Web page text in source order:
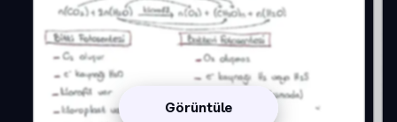
Görüntüle